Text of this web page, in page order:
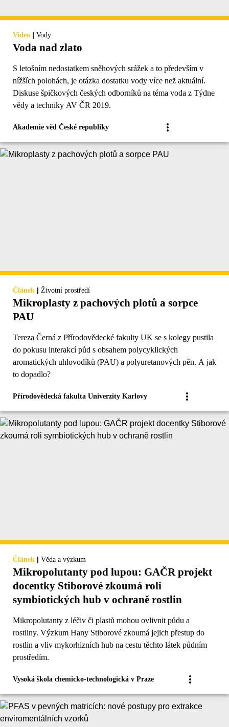
Video | Vody
Voda nad zlato
S letošním nedostatkem sněhových srážek a to především v
nížších polohách, je otázka dostatku vody více než aktuální.
Diskuse špičkových českých odborníků na téma voda z Týdne
vědy a techniky AV ČR 2019.
Akademie věd České republiky
Článek | Životní prostředí
Mikroplasty z pachových plotů a sorpce
PAU
Tereza Černá z Přírodovědecké fakulty UK se s kolegy pustila
do pokusu interakcí půd s obsahem polycyklických
aromatických uhlovodíků (PAU) a polyuretanových pěn. A jak
to dopadlo?
Přírodovědecká fakulta Univerzity Karlovy
Článek | Věda a výzkum
Mikropolutanty pod lupou: GAČR projekt
docentky Stiborové zkoumá roli
symbiotických hub v ochraně rostlin
Mikropolutanty z léčiv či plastů mohou ovlivnit půdu a
rostliny. Výzkum Hany Stiborové zkoumá jejich přestup do
rostlin a vliv mykorhizních hub na cestu těchto látek půdním
prostředím.
Vysoká škola chemicko-technologická v Praze